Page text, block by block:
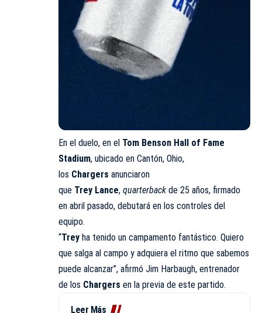
En el duelo, en el Tom Benson Hall of Fame
Stadium, ubicado en Cantón, Ohio,
los Chargers anunciaron
que Trey Lance, quarterback de 25 años, firmado
en abril pasado, debutará en los controles del
equipo.
“Trey ha tenido un campamento fantástico. Quiero
que salga al campo y adquiera el ritmo que sabemos
puede alcanzar”, afirmó Jim Harbaugh, entrenador
de los Chargers en la previa de este partido.
Leer Más